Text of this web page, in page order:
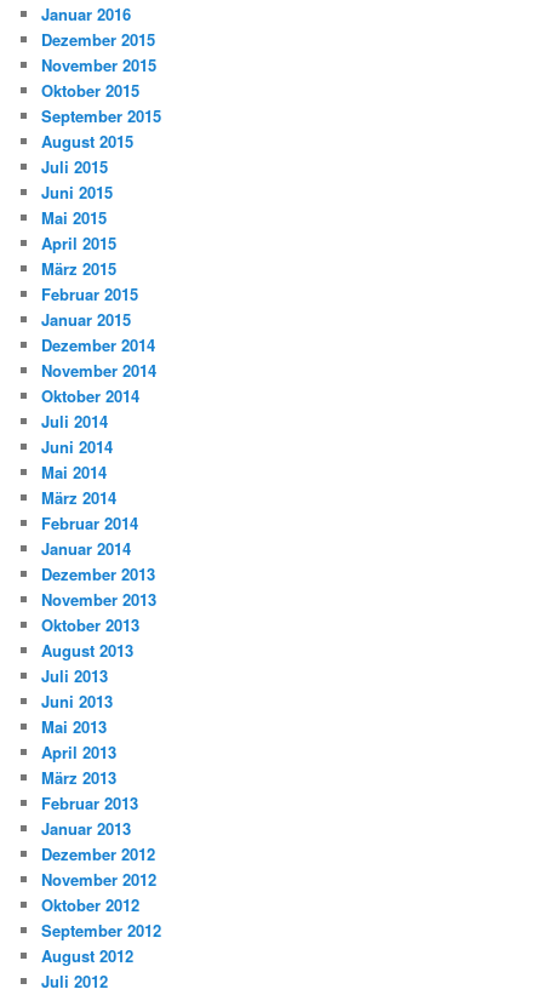
Januar 2016
Dezember 2015
November 2015
Oktober 2015
September 2015
August 2015
Juli 2015
Juni 2015
Mai 2015
April 2015
März 2015
Februar 2015
Januar 2015
Dezember 2014
November 2014
Oktober 2014
Juli 2014
Juni 2014
Mai 2014
März 2014
Februar 2014
Januar 2014
Dezember 2013
November 2013
Oktober 2013
August 2013
Juli 2013
Juni 2013
Mai 2013
April 2013
März 2013
Februar 2013
Januar 2013
Dezember 2012
November 2012
Oktober 2012
September 2012
August 2012
Juli 2012